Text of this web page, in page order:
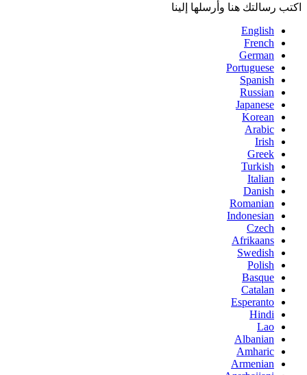
اكتب رسالتك هنا وأرسلها إلينا
English
French
German
Portuguese
Spanish
Russian
Japanese
Korean
Arabic
Irish
Greek
Turkish
Italian
Danish
Romanian
Indonesian
Czech
Afrikaans
Swedish
Polish
Basque
Catalan
Esperanto
Hindi
Lao
Albanian
Amharic
Armenian